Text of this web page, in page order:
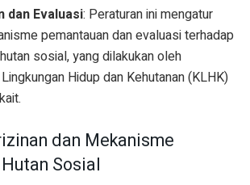
dan Evaluasi: Peraturan ini mengatur
pemantauan dan evaluasi terhadap
sosial, yang dilakukan oleh
Hidup dan Kehutanan (KLHK)
dan Mekanisme
Sosial